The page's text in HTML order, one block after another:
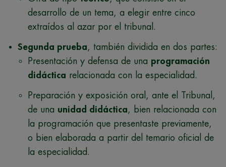
desarrollo de un tema, a elegir entre cinco
extraídos al azar por el tribunal.
Segunda prueba, también dividida en dos partes:
Presentación y defensa de una programación
didáctica relacionada con la especialidad.
Preparación y exposición oral, ante el Tribunal,
de una unidad didáctica, bien relacionada con
la programación que presentaste previamente,
o bien elaborada a partir del temario oficial de
la especialidad.